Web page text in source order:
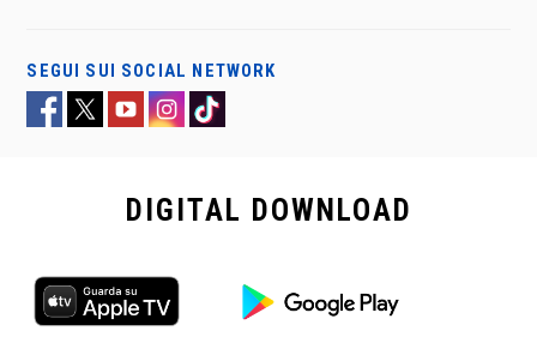
SEGUI SUI SOCIAL NETWORK
DIGITAL DOWNLOAD